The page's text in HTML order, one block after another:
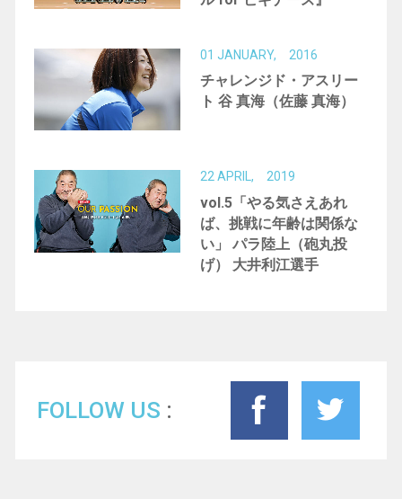
01 JANUARY, 2016
チャレンジド・アスリー
ト 谷 真海（佐藤 真海）
22 APRIL, 2019
vol.5「やる気さえあれ
ば、挑戦に年齢は関係な
い」 パラ陸上（砲丸投
げ） 大井利江選手
FOLLOW US